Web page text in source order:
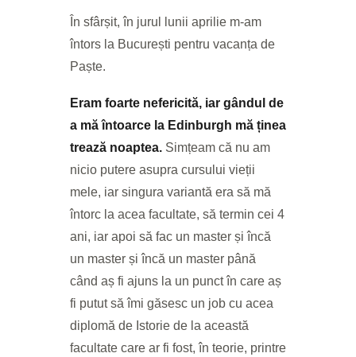
În sfârșit, în jurul lunii aprilie m-am
întors la București pentru vacanța de
Paște.
Eram foarte nefericită, iar gândul de
a mă întoarce la Edinburgh mă ținea
trează noaptea. Simțeam că nu am
nicio putere asupra cursului vieții
mele, iar singura variantă era să mă
întorc la acea facultate, să termin cei 4
ani, iar apoi să fac un master și încă
un master și încă un master până
când aș fi ajuns la un punct în care aș
fi putut să îmi găsesc un job cu acea
diplomă de Istorie de la această
facultate care ar fi fost, în teorie, printre